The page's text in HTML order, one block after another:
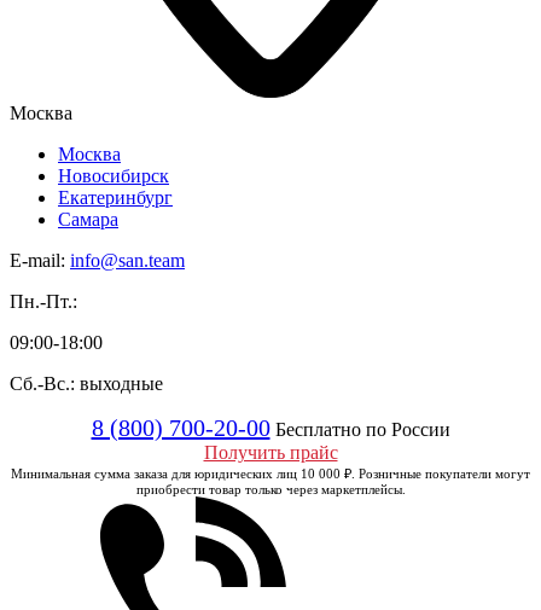
Москва
Москва
Новосибирск
Екатеринбург
Самара
E-mail: info@san.team
Пн.-Пт.:
09:00-18:00
Сб.-Вс.: выходные
8 (800) 700-20-00 Бесплатно по России
Получить прайс
Минимальная сумма заказа для юридических лиц 10 000 ₽. Розничные покупатели могут
приобрести товар только через маркетплейсы.